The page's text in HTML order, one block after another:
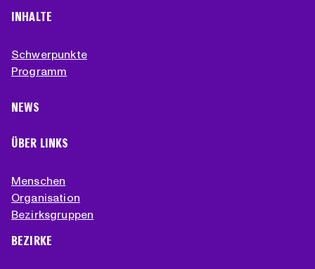
INHALTE
Schwerpunkte
Programm
NEWS
ÜBER LINKS
Menschen
Organisation
Bezirksgruppen
BEZIRKE